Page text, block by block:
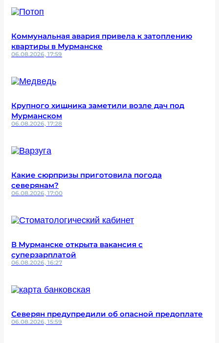
Коммунальная авария привела к затоплению
квартиры в Мурманске
06.08.2026, 17:59
Крупного хищника заметили возле дач под
Мурманском
06.08.2026, 17:28
Какие сюрпризы приготовила погода
северянам?
06.08.2026, 17:00
В Мурманске открыта вакансия с
суперзарплатой
06.08.2026, 16:27
Северян предупредили об опасной предоплате
06.08.2026, 15:59